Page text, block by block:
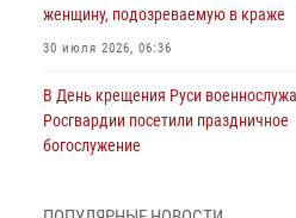
женщину, подозреваемую в краже
30 июля 2026, 06:36
В День крещения Руси
Росгвардии посетили праздничное
богослужение